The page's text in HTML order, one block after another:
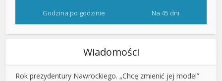
Godzina po godzinie Na 45 dni
Wiadomości
Rok prezydentury Nawrockiego. „Chcę zmienić jej model”